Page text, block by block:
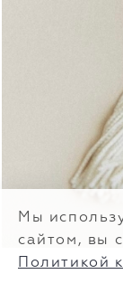
Мы
сайтом, вы
Политикой